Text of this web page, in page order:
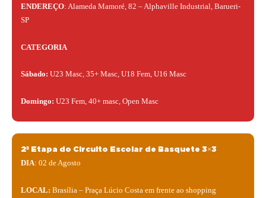
ENDEREÇO: Alameda Mamoré, 82 – Alphaville Industrial, Barueri-
SP
CATEGORIA
Sábado: U23 Masc, 35+ Masc, U18 Fem, U16 Masc
Domingo: U23 Fem, 40+ masc, Open Masc
2ª Etapa do Circuito Escolar de Basquete 3×3
DIA: 02 de Agosto
LOCAL: Brasília – Praça Lúcio Costa em frente ao shopping